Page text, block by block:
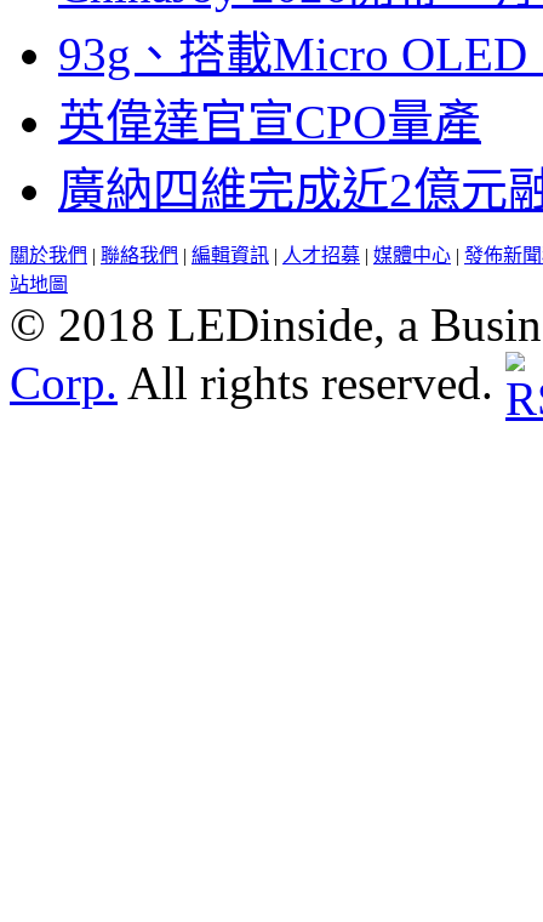
93g、搭載Micro
英偉達官宣CPO量產
廣納四維完成近2億元
關於我們 | 聯絡我們 | 編輯資訊 | 人才招募 | 媒體中心 | 發佈新
站地圖
© 2018 LEDinside, a
Corp. All rights reserved.